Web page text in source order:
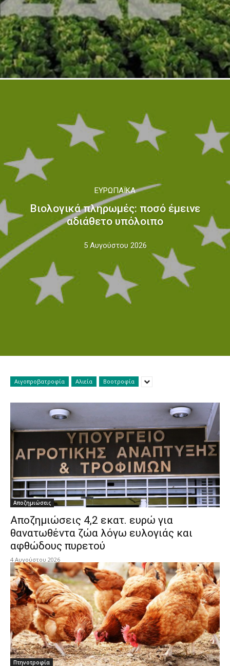
ΕΥΡΩΠΑΪΚΆ
Βιολογικά πληρωμές: ποσό έμεινε
αδιάθετο υπόλοιπο
5 Αυγούστου 2026
Αιγοπροβατροφία Αλιεία Βοοτροφία
Αποζημιώσεις
Αποζημιώσεις 4,2 εκατ. ευρώ για
θανατωθέντα ζώα λόγω ευλογιάς και
αφθώδους πυρετού
4 Αυγούστου 2026
Πτηνοτροφία